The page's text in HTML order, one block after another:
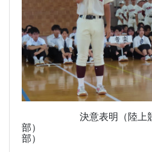
決意表明（陸上
部） 決意
部）